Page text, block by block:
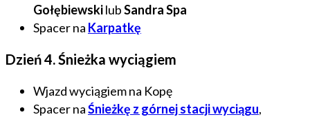
GołębiewskilubSandra Spa
Spacer na Karpatkę
Dzień 4. Śnieżka wyciągiem
Wjazd wyciągiem na Kopę
Spacer naŚnieżkę z górnej stacji wyciągu,